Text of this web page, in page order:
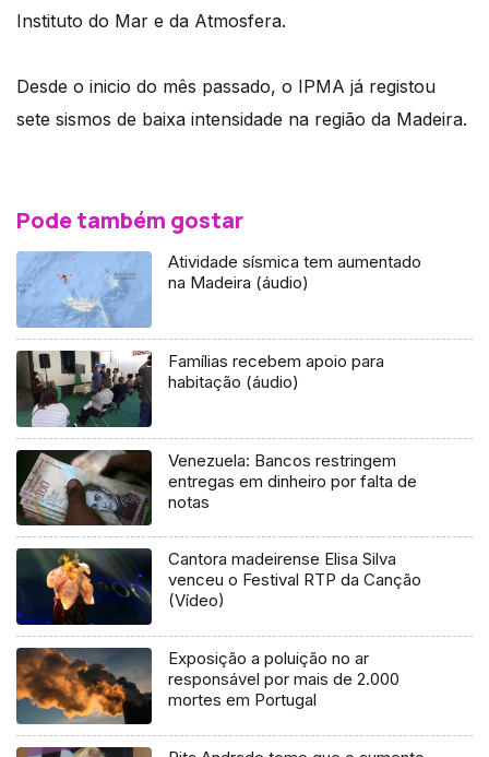
Instituto do Mar e da Atmosfera.
Desde o inicio do mês passado, o IPMA já registou
sete sismos de baixa intensidade na região da Madeira.
Pode também gostar
Atividade sísmica tem aumentado
na Madeira (áudio)
Famílias recebem apoio para
habitação (áudio)
Venezuela: Bancos restringem
entregas em dinheiro por falta de
notas
Cantora madeirense Elisa Silva
venceu o Festival RTP da Canção
(Vídeo)
Exposição a poluição no ar
responsável por mais de 2.000
mortes em Portugal